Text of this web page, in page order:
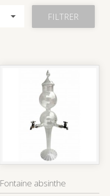
 FILTRER
Fontaine absinthe